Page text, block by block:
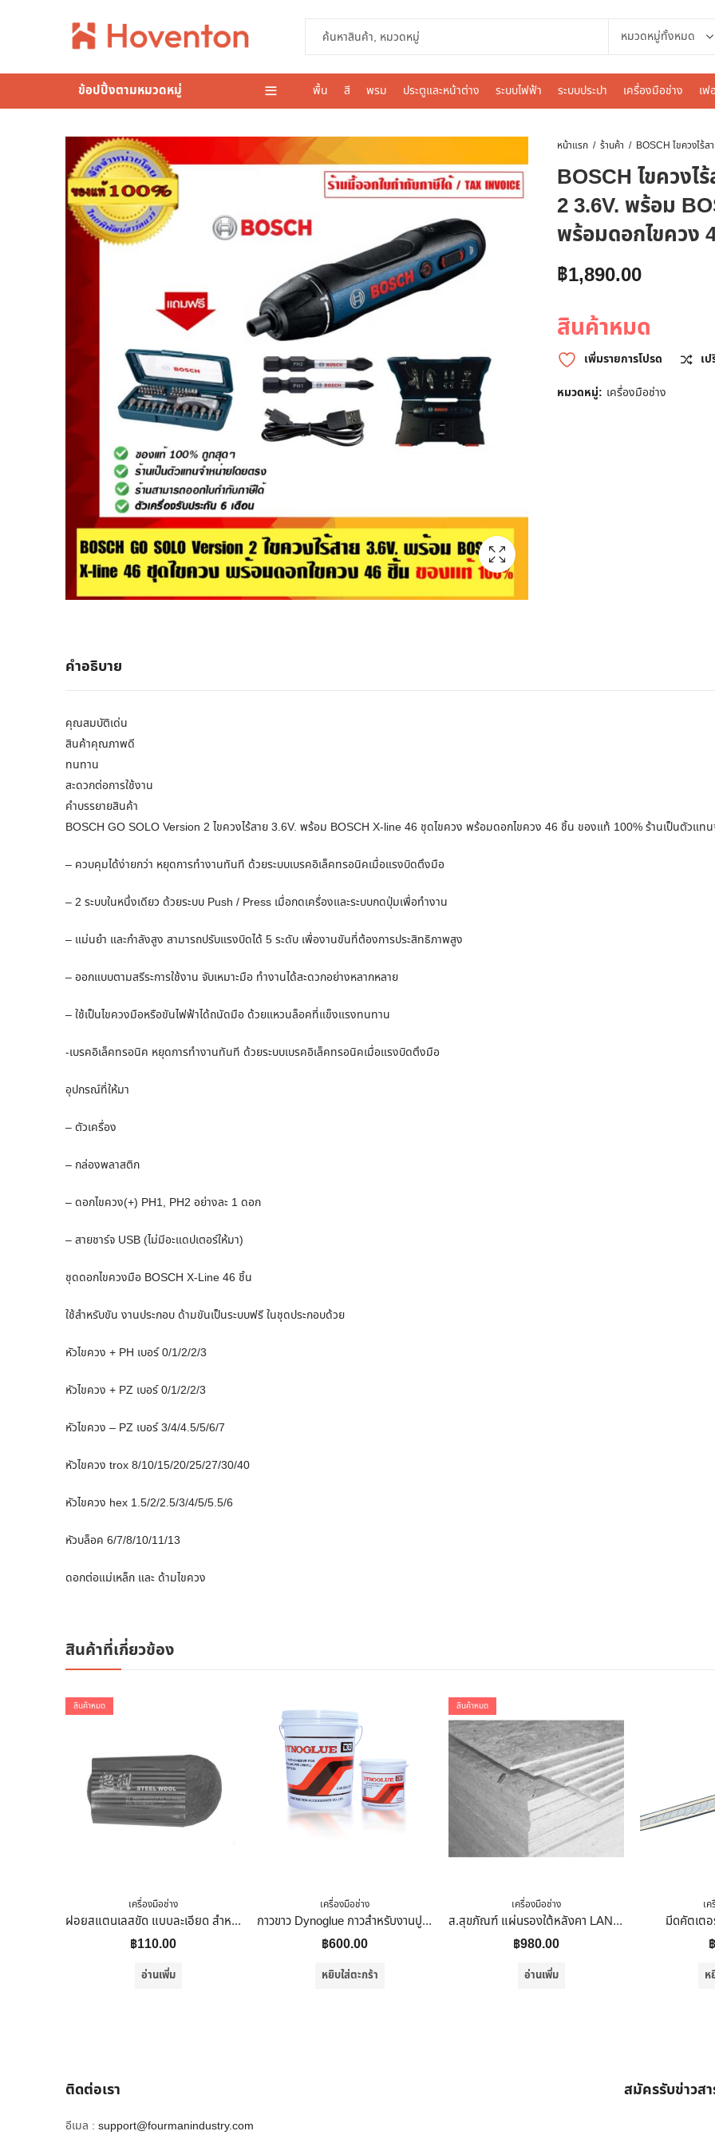
ข้อปปิ้งตามหมวดหมู่ พื้น สี พรม ประตูและหน้าต่าง ระบบไฟฟ้า ระบบประปา เครื่องมือช่าง เฟ
หน้าแรก ร้านค้า
BOSCH ไขควงไ
2 3.6V. พร้อม
พร้อมดอกไขควง
฿1,890.00
สินค้าหมด
เพิ่มรายการโปรด
เ
หมวดหมู่: เครื่องมือช่าง
คำอธิบาย
คุณสมบัติเด่น
สินค้าคุณภาพดี
ทนทาน
สะดวกต่อการใช้งาน
คำบรรยายสินค้า
BOSCH GO SOLO Version 2 ไขควงไร้สาย 3.6V. พร้อม BOSCH X-line 46 ชุดไขควง พร้อมดอกไขควง 46 ชิ้น ของแท้ 100% ร้านเป็นตัวแทน
– ควบคุมได้ง่ายกว่า หยุดการทำงานทันที ด้วยระบบเบรคอิเล็คทรอนิคเมื่อแรงบิดตึงมือ
– 2 ระบบในหนึ่งเดียว ด้วยระบบ Push / Press เมื่อกดเครื่องและระบบกดปุ่มเพื่อทำงาน
– แม่นยำ และกำลังสูง สามารถปรับแรงบิดได้ 5 ระดับ เพื่องานขันที่ต้องการประสิทธิภาพสูง
– ออกแบบตามสรีระการใช้งาน จับเหมาะมือ ทำงานได้สะดวกอย่างหลากหลาย
– ใช้เป็นไขควงมือหรือขันไฟฟ้าได้ถนัดมือ ด้วยแหวนล็อคที่แข็งแรงทนทาน
-เบรคอิเล็คทรอนิค หยุดการทำงานทันที ด้วยระบบเบรคอิเล็คทรอนิคเมื่อแรงบิดตึงมือ
อุปกรณ์ที่ให้มา
– ตัวเครื่อง
– กล่องพลาสติก
– ดอกไขควง(+) PH1, PH2 อย่างละ 1 ดอก
– สายชาร์จ USB (ไม่มีอะแดปเตอร์ให้มา)
ชุดดอกไขควงมือ BOSCH X-Line 46 ชิ้น
ใช้สำหรับขัน งานประกอบ ด้ามขันเป็นระบบฟรี ในชุดประกอบด้วย
หัวไขควง + PH เบอร์ 0/1/2/2/3
หัวไขควง + PZ เบอร์ 0/1/2/2/3
หัวไขควง – PZ เบอร์ 3/4/4.5/5/6/7
หัวไขควง trox 8/10/15/20/25/27/30/40
หัวไขควง hex 1.5/2/2.5/3/4/5/5.5/6
หัวบล็อค 6/7/8/10/11/13
ดอกต่อแม่เหล็ก และ ด้ามไขควง
สินค้าที่เกี่ยวข้อง
สินค้าหมด
เครื่องมือช่าง
ฝอยสแตนเลสขัด แบบละเอียด สำหรับ ขัดหิน หินอ่อน หินแกรนิต ขัดโลหะ อื่น ๆ
฿110.00
อ่านเพิ่ม
เครื่องมือช่าง
กาวขาว Dynoglue กาวสำหรับงานปูกระเบื้องยาง 1 ชิ้น 2.80 กก
฿600.00
หยิบใส่ตะกร้า
สินค้าหมด
เครื่องมือช่าง
ส.สุขภัณฑ์ แผ่นรองใต้หลังคา LANNA OSB 10มิล (Subroof) 1220*2441
฿980.00
อ่านเพิ่ม
เ
มีดคัตเต
฿
ห
ติดต่อเรา
อีเมล : support@fourmanindustry.com
สมัครรับข่าวสา